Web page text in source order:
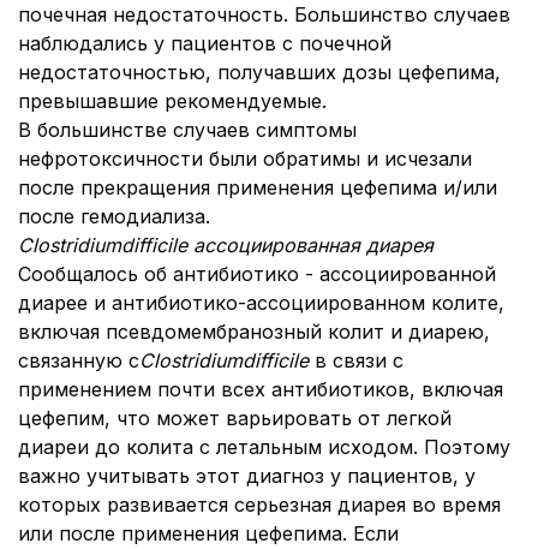
почечная недостаточность. Большинство случаев
наблюдались у пациентов с почечной
недостаточностью, получавших дозы цефепима,
превышавшие рекомендуемые.
В большинстве случаев симптомы
нефротоксичности были обратимы и исчезали
после прекращения применения цефепима и/или
после гемодиализа.
Clostridiumdifficileассоциированная диарея
Сообщалось об антибиотико - ассоциированной
диарее и антибиотико-ассоциированном колите,
включая псевдомембранозный колит и диарею,
связанную сClostridiumdifficileв связи с
применением почти всех антибиотиков, включая
цефепим, что может варьировать от легкой
диареи до колита с летальным исходом. Поэтому
важно учитывать этот диагноз у пациентов, у
которых развивается серьезная диарея во время
или после применения цефепима. Если